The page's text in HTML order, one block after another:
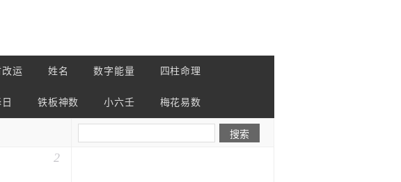
运 姓名 数字能量 四柱命理
铁板神数 小六壬 梅花易数
2